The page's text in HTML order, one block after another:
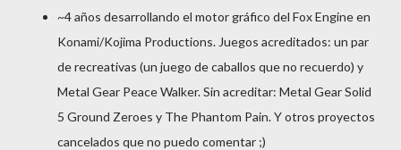
~4 años desarrollando el motor gráfico del Fox Engine en
Konami/Kojima Productions. Juegos acreditados: un par
de recreativas (un juego de caballos que no recuerdo) y
Metal Gear Peace Walker. Sin acreditar: Metal Gear Solid
5 Ground Zeroes y The Phantom Pain. Y otros proyectos
cancelados que no puedo comentar ;)